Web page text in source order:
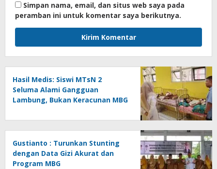
Simpan nama, email, dan situs web saya pada
peramban ini untuk komentar saya berikutnya.
Hasil Medis: Siswi MTsN 2
Seluma Alami Gangguan
Lambung, Bukan Keracunan MBG
Gustianto : Turunkan Stunting
dengan Data Gizi Akurat dan
Program MBG